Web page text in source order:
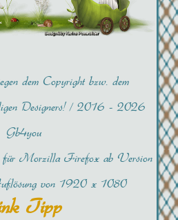
dem Copyright bzw. dem
Designers! / 2016 - 2026
Gb4you
für Morzilla Firefox ab Version
von 1920 x 1080
Tipp